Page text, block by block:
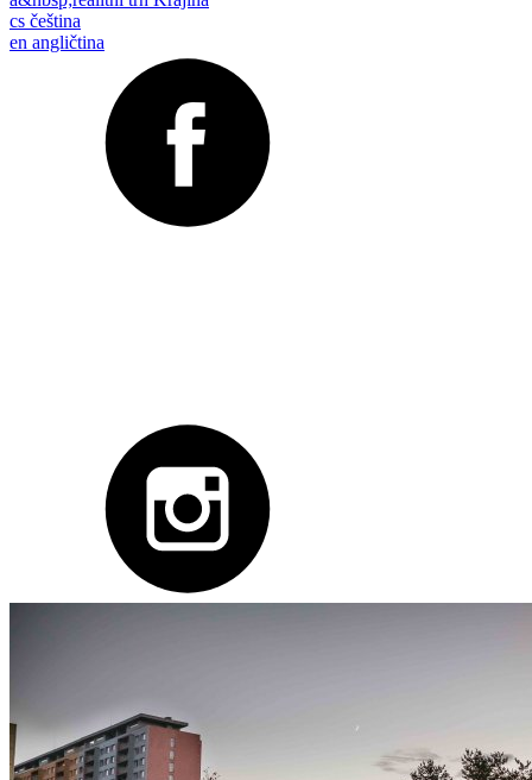
cs čeština
en angličtina